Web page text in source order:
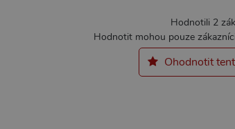
Hodnotili 2
Hodnotit mohou pouze
Ohodnotit
Analytické Marketingové